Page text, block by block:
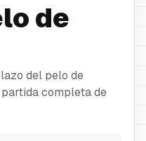
de
del pelo de
completa de